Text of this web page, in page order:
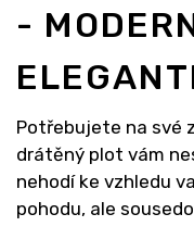
-
Potřebujete na své
drátěný plot vám
nehodí ke vzhledu
pohodu, ale